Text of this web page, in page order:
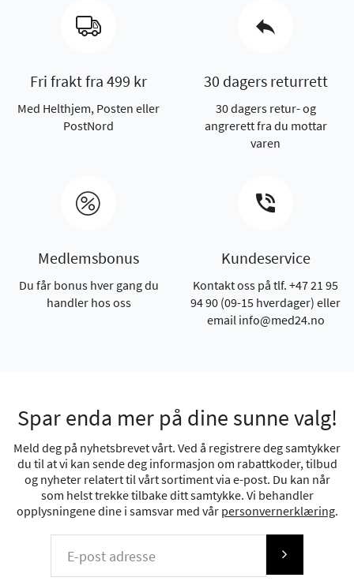
Fri frakt fra 499 kr
Med Helthjem, Posten eller
PostNord
30 dagers returrett
30 dagers retur- og
angrerett fra du mottar
varen
Medlemsbonus
Du får bonus hver gang du
handler hos oss
Kundeservice
Kontakt oss på tlf. +47 21 95
94 90 (09-15 hverdager) eller
email info@med24.no
Spar enda mer på dine sunne valg!
Meld deg på nyhetsbrevet vårt. Ved å registrere deg samtykker
du til at vi kan sende deg informasjon om rabattkoder, tilbud
og nyheter relatert til vårt sortiment via e-post. Du kan når
som helst trekke tilbake ditt samtykke. Vi behandler
opplysningene dine i samsvar med vår personvernerklæring.